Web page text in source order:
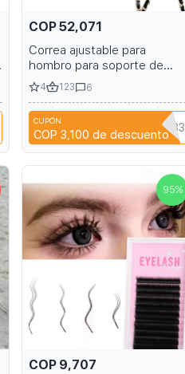
COP 52,071
Correa ajustable para
hombro para soporte de
teléfono iPhone Pro Max
Funda de cuero sin logotipo
15 14 13 12 11 16
4 123 6
CUPÓN
COP 3,100 de descuento
SZHAIYU333
95%
COP 9,707